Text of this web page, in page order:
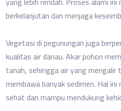
berkelanjutan dan menjaga
Vegetasi di pegunungan juga
kualitas air danau. Akar pohon
tanah, sehingga air yang
membawa banyak sedimen. Hal
sehat dan mampu mendukung